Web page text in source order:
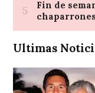
Ultimas